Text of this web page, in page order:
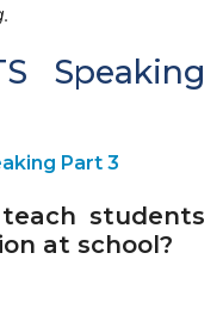
Speaking
Part 3
students
at school?